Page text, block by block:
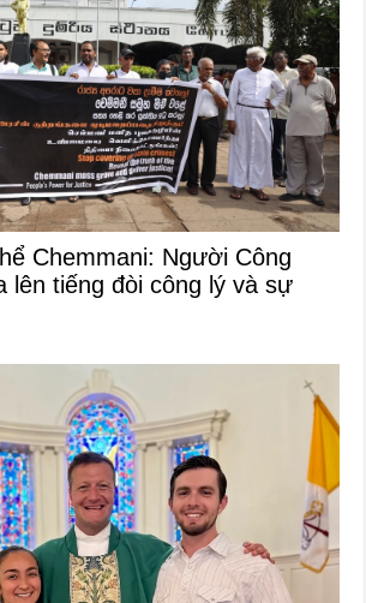
Chemmani: Người Công
lên tiếng đòi công lý và sự